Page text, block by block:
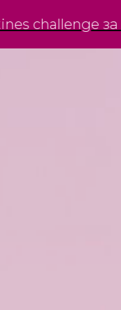
за 9900